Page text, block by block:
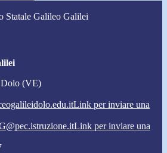
Statale Galileo Galilei
Dolo (VE)
Link per inviare una
Link per inviare una